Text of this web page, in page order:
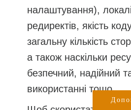
налаштування),
редиректів, якість
загальну кількість
а також наскільки
безпечний, надійний
використанні тощо.